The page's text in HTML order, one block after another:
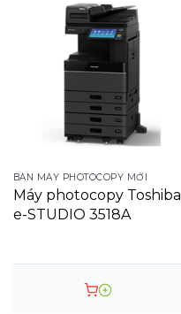
BÁN MÁY PHOTOCOPY MỚI
Máy photocopy Toshiba
e-STUDIO 3518A